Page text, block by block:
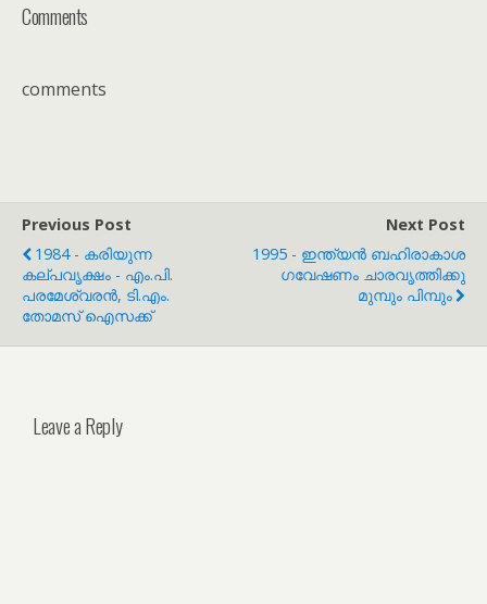
Comments
comments
Previous Post
1984 - കരിയുന്ന
കല്പവൃക്ഷം - എം.പി.
പരമേശ്വരൻ, ടി.എം.
തോമസ് ഐസക്ക്
Next Post
1995 - ഇന്ത്യൻ ബഹിരാകാശ
ഗവേഷണം ചാരവൃത്തിക്കു
മുമ്പും പിമ്പും
Leave a Reply